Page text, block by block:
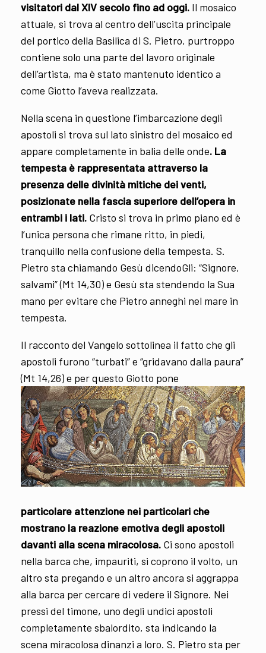
visitatori dal XIV secolo fino ad oggi. Il mosaico
attuale, si trova al centro dell’uscita principale
del portico della Basilica di S. Pietro, purtroppo
contiene solo una parte del lavoro originale
dell’artista, ma è stato mantenuto identico a
come Giotto l’aveva realizzata.
Nella scena in questione l’imbarcazione degli
apostoli si trova sul lato sinistro del mosaico ed
appare completamente in balia delle onde. La
tempesta è rappresentata attraverso la
presenza delle divinità mitiche dei venti,
posizionate nella fascia superiore dell’opera in
entrambi i lati. Cristo si trova in primo piano ed è
l’unica persona che rimane ritto, in piedi,
tranquillo nella confusione della tempesta. S.
Pietro sta chiamando Gesù dicendoGli: “Signore,
salvami” (Mt 14,30) e Gesù sta stendendo la Sua
mano per evitare che Pietro anneghi nel mare in
tempesta.
Il racconto del Vangelo sottolinea il fatto che gli
apostoli furono “turbati” e “gridavano dalla paura”
(Mt 14,26) e per questo Giotto pone
particolare attenzione nei particolari che
mostrano la reazione emotiva degli apostoli
davanti alla scena miracolosa. Ci sono apostoli
nella barca che, impauriti, si coprono il volto, un
altro sta pregando e un altro ancora si aggrappa
alla barca per cercare di vedere il Signore. Nei
pressi del timone, uno degli undici apostoli
completamente sbalordito, sta indicando la
scena miracolosa dinanzi a loro. S. Pietro sta per